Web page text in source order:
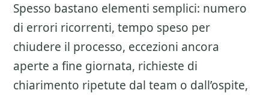
Spesso bastano elementi semplici: numero
di errori ricorrenti, tempo speso per
chiudere il processo, eccezioni ancora
aperte a fine giornata, richieste di
chiarimento ripetute dal team o dall’ospite,